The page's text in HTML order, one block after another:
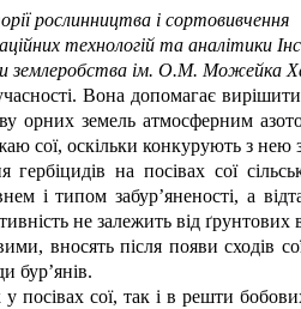
рослинництва і сортовивчення
технологій та
землеробства ім. О.М. Можейка
Вона допомагає
орних земель атмосферним
сої, оскільки конкурують з нею
на посівах сої
і типом забур’яненості, а
не залежить від
вносять після появи сходів
бур’янів.
сої, так і в решти